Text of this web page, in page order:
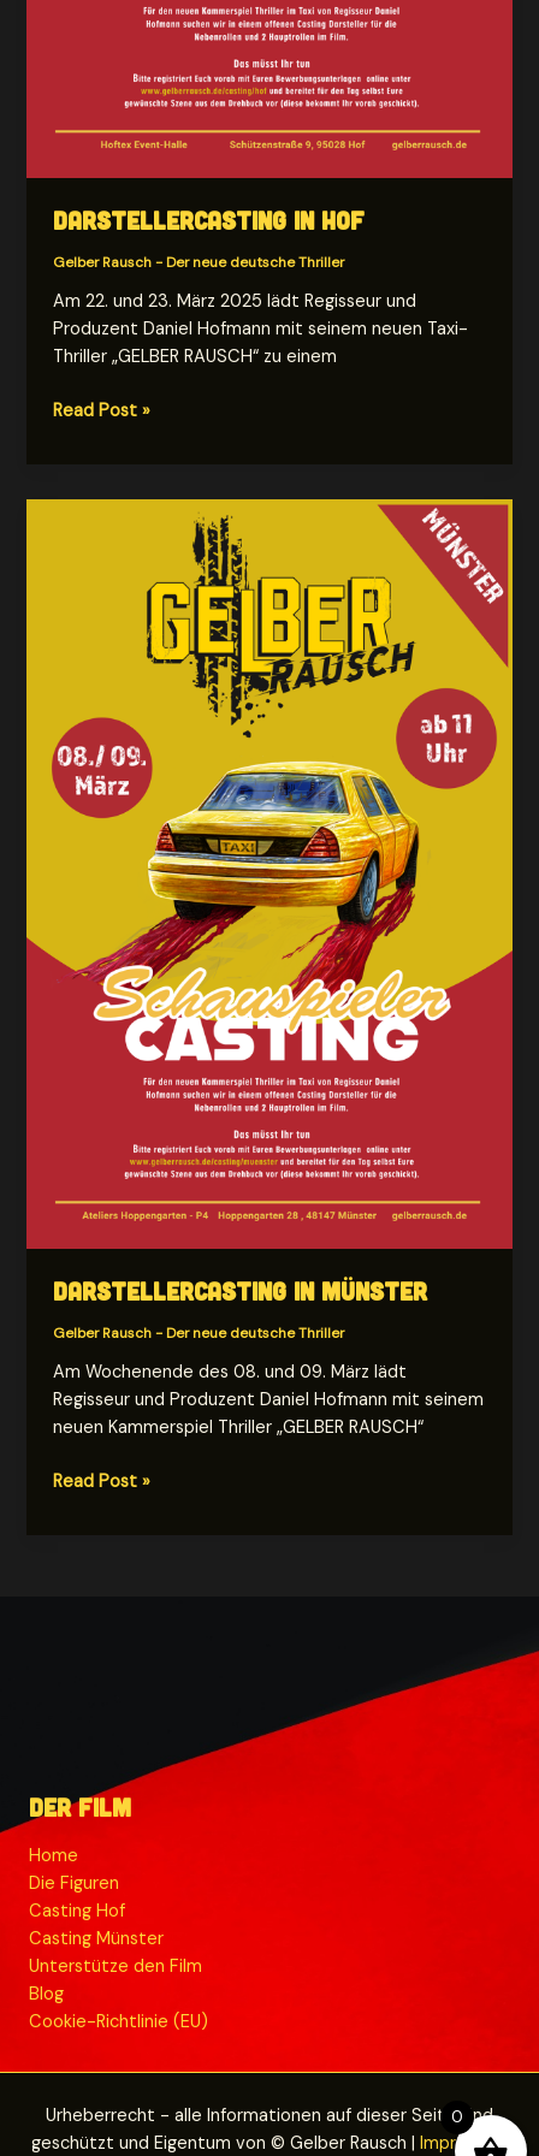
Darstellercasting in Hof
Gelber Rausch - Der neue deutsche Thriller
Am 22. und 23. März 2025 lädt Regisseur und
Produzent Daniel Hofmann mit seinem neuen Taxi-
Thriller „GELBER RAUSCH“ zu einem
Darstellercasting
Read Post »
Darstellercasting in Münster
Gelber Rausch - Der neue deutsche Thriller
Am Wochenende des 08. und 09. März lädt
Regisseur und Produzent Daniel Hofmann mit seinem
neuen Kammerspiel Thriller „GELBER RAUSCH“
Darstellercasting
Read Post »
Der Film
Home
Die Figuren
Casting Hof
Casting Münster
Unterstütze den Film
Blog
Cookie-Richtlinie (EU)
Urheberrecht - alle Informationen auf dieser Seite sind
geschützt und Eigentum von © Gelber Rausch | Impressum
0